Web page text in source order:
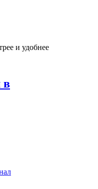
и удобнее
в